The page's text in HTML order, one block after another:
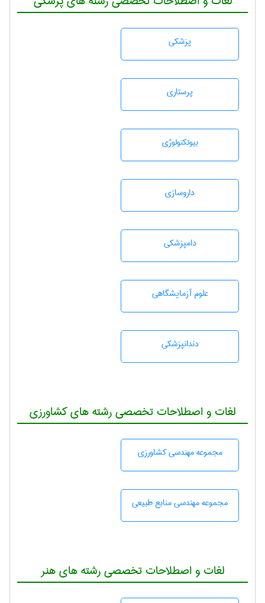
پزشكی
پرستاری
بيوتكنولوژی
داروسازی
دامپزشكی
علوم آزمايشگاهی
دندانپزشكی
لغات و اصطلاحات تخصصی رشته های کشاورزی
مجموعه مهندسی كشاورزی
مجموعه مهندسی منابع طبيعی
لغات و اصطلاحات تخصصی رشته های هنر